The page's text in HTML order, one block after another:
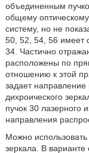
объединенным
общему
систему, но не
50, 52, 54, 56 имеет
34. Частично
расположены по
отношению к этой
задает направление
дихроического
пучок 30 лазерного
направления
Можно
зеркала. В